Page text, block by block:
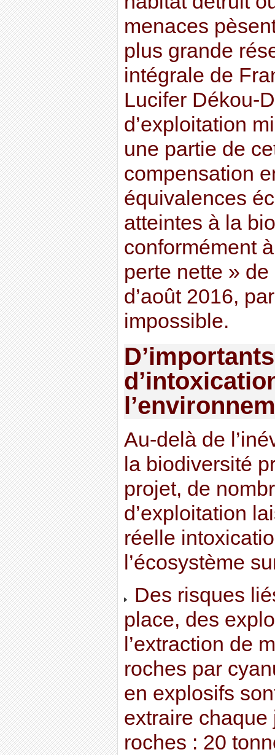
menaces
plus grande
intégrale de
Lucifer Dékou-
d’exploitation
une partie de
compensation
équivalences
atteintes à la
conformément
perte nette »
d’août 2016,
impossible.
Au-delà de
la biodiversité
projet, de
d’exploitation
réelle
l’écosystème
Des risques
place, des
l’extraction de
roches par
en explosifs
extraire
roches : 20